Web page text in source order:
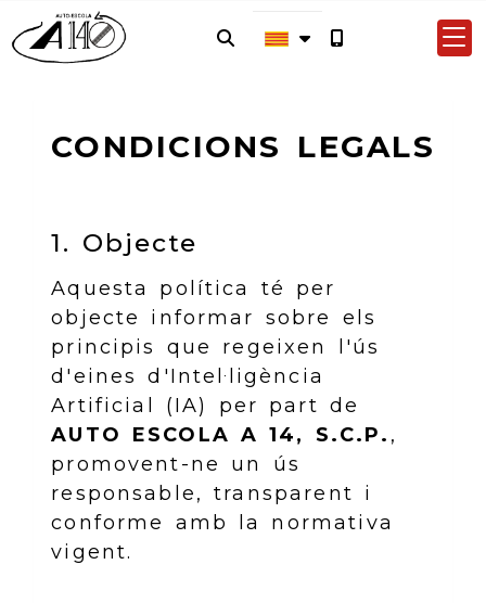
CONDICIONS LEGALS
1. Objecte
Aquesta política té per
objecte informar sobre els
principis que regeixen l'ús
d'eines d'Intel·ligència
Artificial (IA) per part de
AUTO ESCOLA A 14, S.C.P. ,
promovent-ne un ús
responsable, transparent i
conforme amb la normativa
vigent.